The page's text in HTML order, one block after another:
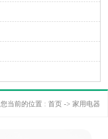
您当前的位置 : 首页 -> 家用电器